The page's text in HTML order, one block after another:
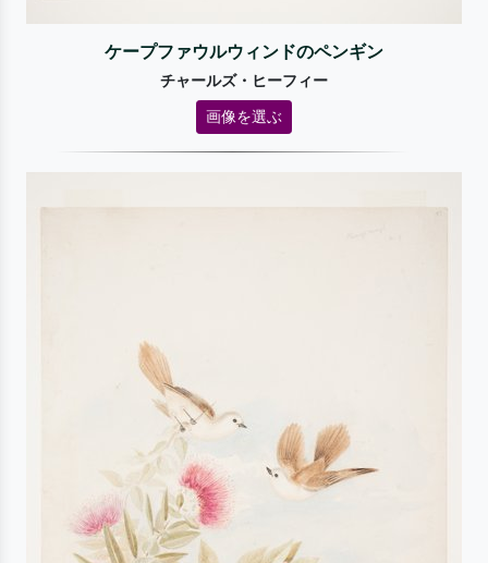
ケープファウルウィンドのペンギン
チャールズ・ヒーフィー
画像を選ぶ